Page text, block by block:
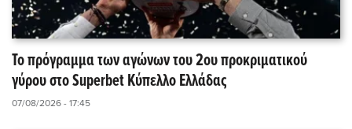
Το πρόγραμμα των αγώνων του 2ου προκριματικού
γύρου στο Superbet Κύπελλο Ελλάδας
07/08/2026 - 17:45